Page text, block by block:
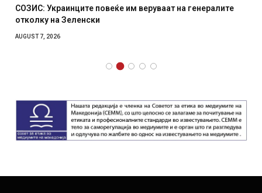
СОЗИС: Украинците повеќе им веруваат на генералите
отколку на Зеленски
AUGUST 7, 2026